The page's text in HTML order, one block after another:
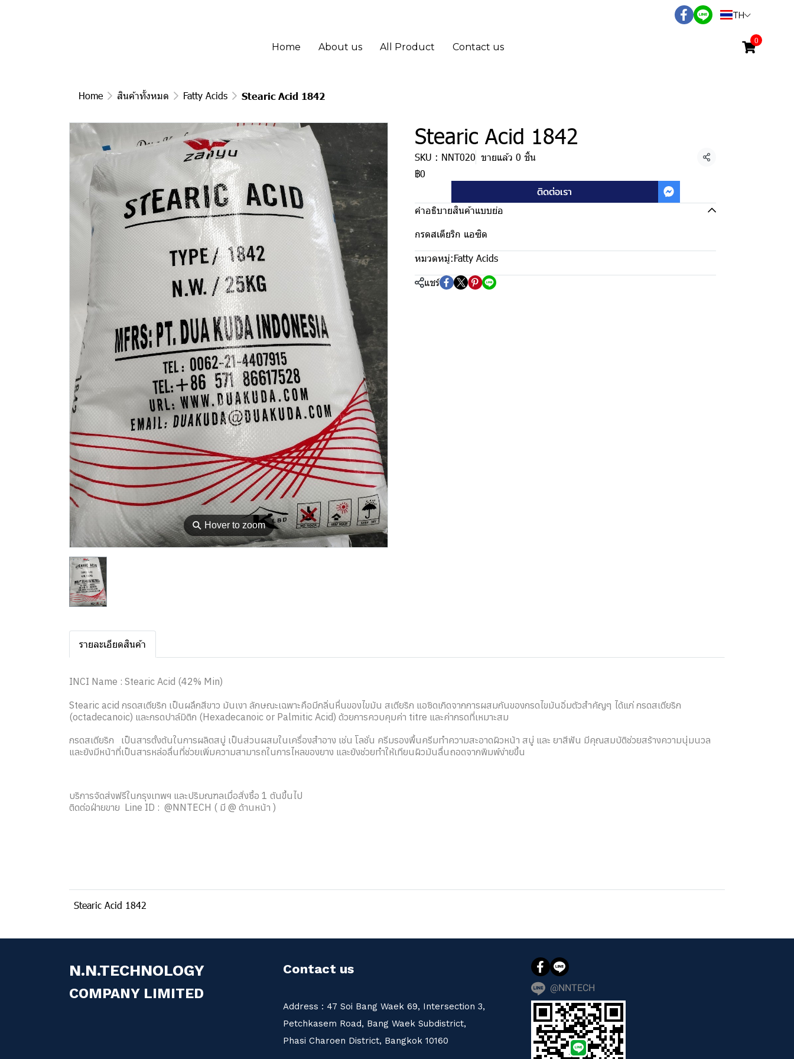
TH
Home About us All Product Contact us
0
Home สินค้าทั้งหมด Fatty Acids Stearic Acid 1842
⚲ Hover to zoom
Stearic Acid 1842
SKU : NNT020 ขายแล้ว 0 ชิ้น แชร์
฿0
ติดต่อเรา
คำอธิบายสินค้าแบบย่อ
กรดสเตียริก แอซิด
หมวดหมู่:Fatty Acids
แชร์
รายละเอียดสินค้า
INCI Name : Stearic Acid (42% Min)
Stearic acid กรดสเตียริก เป็นผลึกสีขาว มันเงา ลักษณะเฉพาะคือมีกลิ่นหื่นของไขมัน สเตียริก แอซิดเกิดจากการผสมกันของกรดไขมันอิ่มตัวสำคัญๆ ได้แก่ กรดสเตียริก
(octadecanoic) และกรดปาล์มิติก (Hexadecanoic or Palmitic Acid) ด้วยการควบคุมค่า titre และค่ากรดที่เหมาะสม
กรดสเตียริก เป็นสารตั้งต้นในการผลิตสบู่ เป็นส่วนผสมในเครื่องสำอาง เช่น โลชั่น ครีมรองพื้นครีมทำความสะอาดผิวหน้า สบู่ และ ยาสีฟัน มีคุณสมบัติช่วยสร้างความนุ่มนวล
และยังมีหน้าที่เป็นสารหล่อลื่นที่ช่วยเพิ่มความสามารถในการไหลของยาง และยังช่วยทำให้เทียนผิวมันลื่นถอดจากพิมพ์ง่ายขึ้น
บริการจัดส่งฟรีในกรุงเทพฯ และปริมณฑลเมื่อสั่งซื้อ 1 ตันขึ้นไป
ติดต่อฝ่ายขาย Line ID : @NNTECH ( มี @ ด้านหน้า )
Stearic Acid 1842
N.N.TECHNOLOGY
COMPANY LIMITED
Contact us
Address : 47 Soi Bang Waek 69, Intersection 3,
Petchkasem Road, Bang Waek Subdistrict,
Phasi Charoen District, Bangkok 10160
@NNTECH